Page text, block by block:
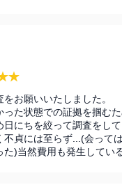
お願いいたしました。
った状態での証拠を掴む
日にちを絞って調査をし
不貞には至らず...(会って
た)当然費用も発生してい